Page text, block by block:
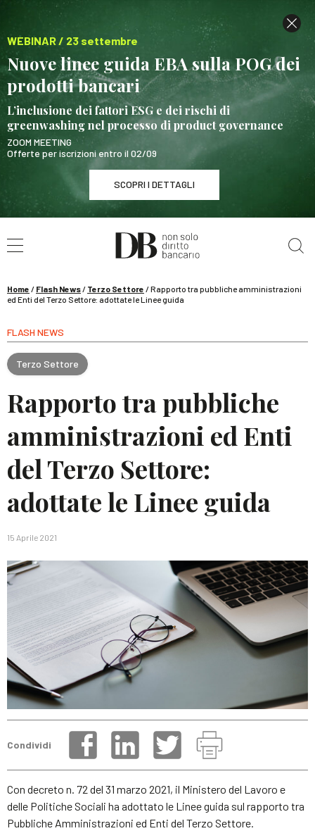
WEBINAR / 23 settembre
Nuove linee guida EBA sulla POG dei
prodotti bancari
L’inclusione dei fattori ESG e dei rischi di
greenwashing nel processo di product governance
ZOOM MEETING
Offerte per iscrizioni entro il 02/09
SCOPRI I DETTAGLI
WEBINAR / 23 settembre
Nuove linee guida EBA sulla POG dei prodotti
SCOPRI I DETTAGLI
Home / Flash News/ Terzo Settore /Rapporto tra pubbliche amministrazioni
ed Enti del Terzo Settore: adottate le Linee guida
FLASH NEWS
Terzo Settore
Rapporto tra pubbliche
amministrazioni ed Enti
del Terzo Settore:
adottate le Linee guida
15 Aprile 2021
Condividi
Con decreto n. 72 del 31 marzo 2021, il Ministero del Lavoro e
delle Politiche Sociali ha adottato le Linee guida sul rapporto tra
Pubbliche Amministrazioni ed Enti del Terzo Settore.